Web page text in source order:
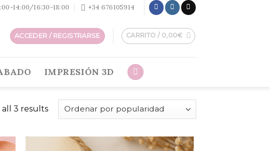
14:00/16:30-18:00 +34 676105914
ACCEDER / REGISTRARSE CARRITO / 0,00€
IMPRESIÓN 3D
3 results